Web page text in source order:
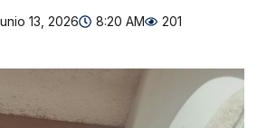
13, 2026 8:20 AM 201